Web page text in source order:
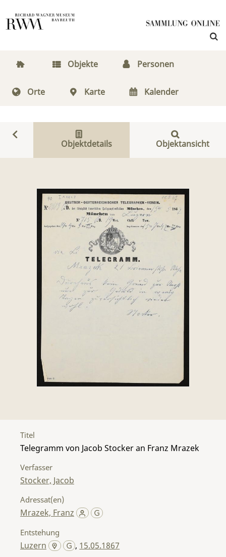
Objekte Personen
Orte Karte Kalender
Objektdetails Objektansicht
Titel
Telegramm von Jacob Stocker an Franz Mrazek
Verfasser
Stocker, Jacob
Adressat(en)
Mrazek, Franz
Entstehung
Luzern , 15.05.1867